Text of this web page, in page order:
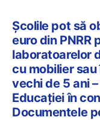
Școlile pot să
euro din PNRR
laboratoarelor
cu mobilier
vechi de 5 ani
Educației în
Documentele